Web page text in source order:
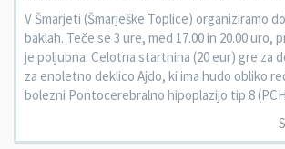
V Šmarjeti (Šmarješke Toplice) organiziramo
baklah. Teče se 3 ure, med 17.00 in 20.00 uro,
je poljubna. Celotna startnina (20 eur) gre za
za enoletno deklico Ajdo, ki ima hudo obliko
bolezni Pontocerebralno hipoplazijo tip 8